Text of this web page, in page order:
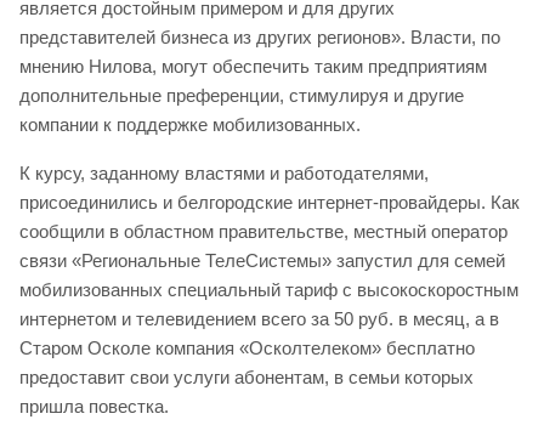
является достойным примером и для других
представителей бизнеса из других регионов». Власти, по
мнению Нилова, могут обеспечить таким предприятиям
дополнительные преференции, стимулируя и другие
компании к поддержке мобилизованных.
К курсу, заданному властями и работодателями,
присоединились и белгородские интернет-провайдеры. Как
сообщили в областном правительстве, местный оператор
связи «Региональные ТелеСистемы» запустил для семей
мобилизованных специальный тариф с высокоскоростным
интернетом и телевидением всего за 50 руб. в месяц, а в
Старом Осколе компания «Осколтелеком» бесплатно
предоставит свои услуги абонентам, в семьи которых
пришла повестка.